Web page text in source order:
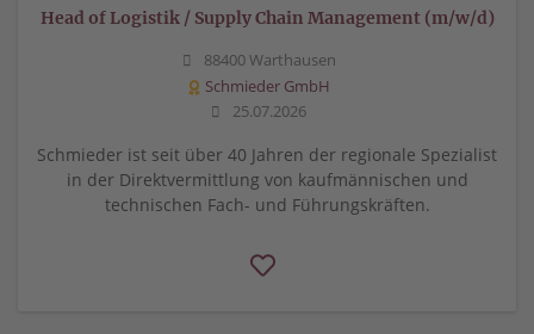
Head of Logistik / Supply Chain Management (m/w/d)
88400 Warthausen
Schmieder GmbH
25.07.2026
Schmieder ist seit über 40 Jahren der regionale Spezialist
in der Direktvermittlung von kaufmännischen und
technischen Fach- und Führungskräften.